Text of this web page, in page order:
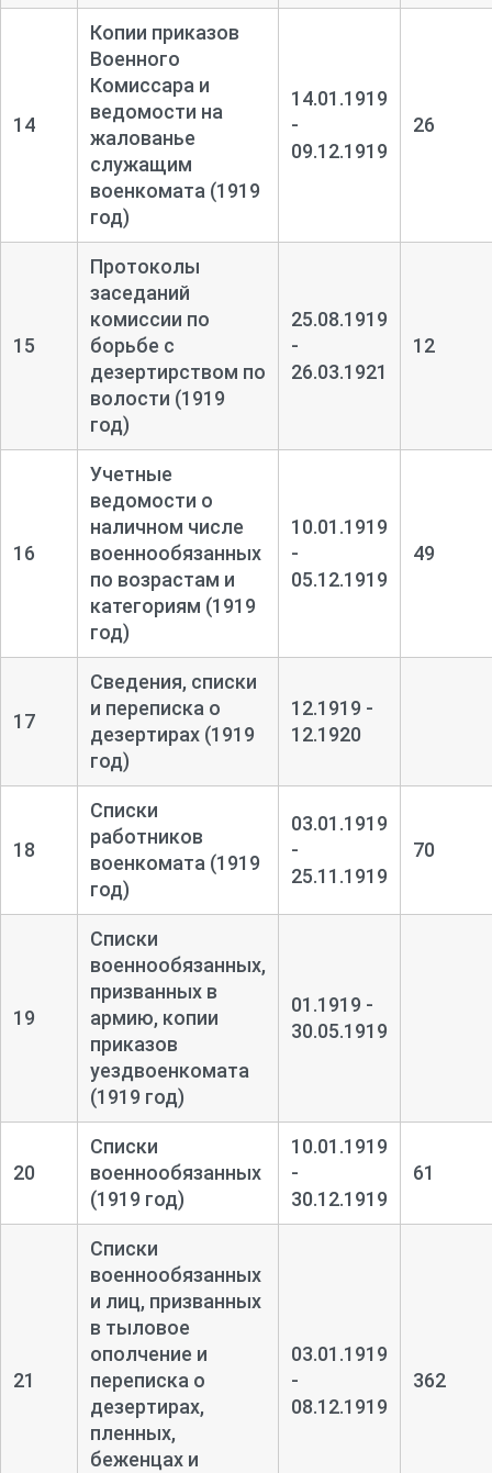
14
Копии приказов
Военного
Комиссара и
ведомости на
жалованье
служащим
военкомата (1919
год)
14.01.1919
-
09.12.1919
26
15
Протоколы
заседаний
комиссии по
борьбе с
дезертирством по
волости (1919
год)
25.08.1919
-
26.03.1921
12
16
Учетные
ведомости о
наличном числе
военнообязанных
по возрастам и
категориям (1919
год)
10.01.1919
-
05.12.1919
49
17
Сведения, списки
и переписка о
дезертирах (1919
год)
12.1919 -
12.1920
18
Списки
работников
военкомата (1919
год)
03.01.1919
-
25.11.1919
70
19
Списки
военнообязанных,
призванных в
армию, копии
приказов
уездвоенкомата
(1919 год)
01.1919 -
30.05.1919
20
Списки
военнообязанных
(1919 год)
10.01.1919
-
30.12.1919
61
21
Списки
военнообязанных
и лиц, призванных
в тыловое
ополчение и
переписка о
дезертирах,
пленных,
беженцах и
03.01.1919
-
08.12.1919
362